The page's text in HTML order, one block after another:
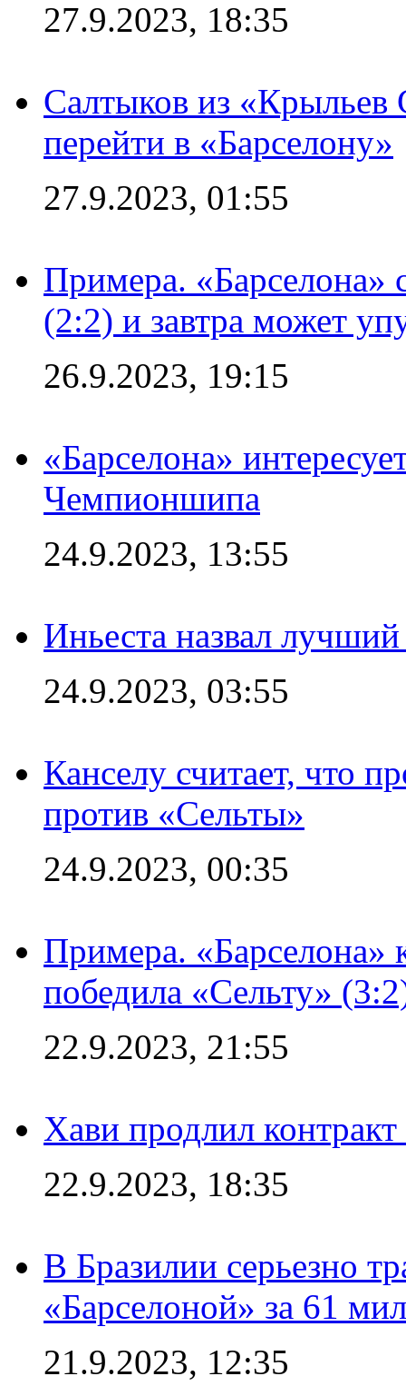
27.9.2023, 18:35
Салтыков из «Крыльев
перейти в «Барселону»
27.9.2023, 01:55
Примера. «Барселона»
(2:2) и завтра может
26.9.2023, 19:15
«Барселона»
Чемпионшипа
24.9.2023, 13:55
Иньеста назвал
24.9.2023, 03:55
Канселу считает, что
против «Сельты»
24.9.2023, 00:35
Примера. «Барселона»
победила «Сельту»
22.9.2023, 21:55
Хави продлил
22.9.2023, 18:35
В Бразилии серьезно
«Барселоной» за 61
21.9.2023, 12:35